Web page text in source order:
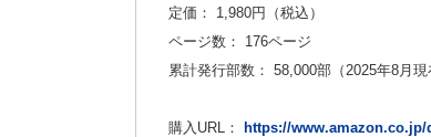
定価： 1,980円（税込）
ページ数： 176ページ
累計発行部数： 58,000部（2025年8月
購入URL： https://www.amazon.co.jp/